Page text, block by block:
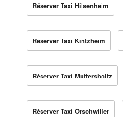
Réserver Taxi Hilsenheim
Réserver Taxi Kintzheim
Réserver Taxi Muttersholtz
Réserver Taxi Orschwiller